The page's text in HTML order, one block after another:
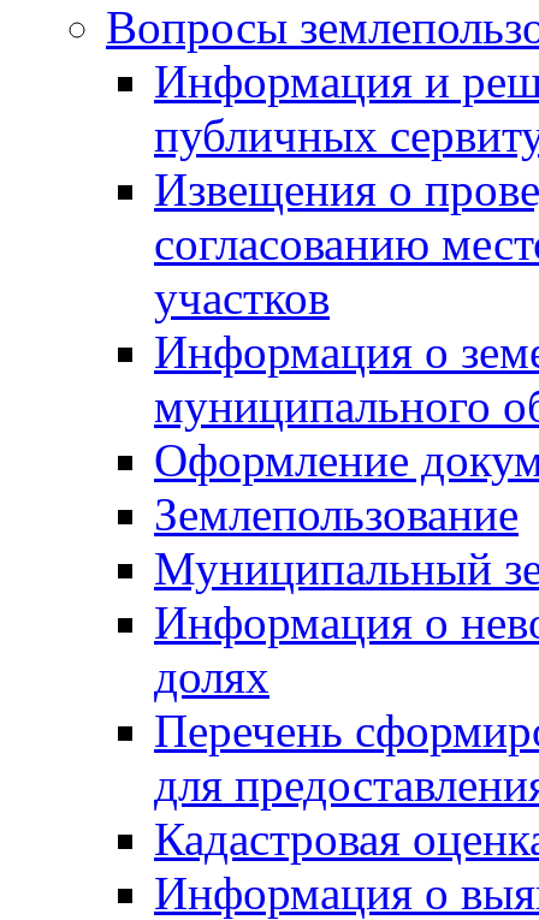
Вопросы
Информация и
публичных
Извещения о
согласованию
участков
Информация о
муниципального
Оформление
Землепользование
Муниципальный
Информация о
долях
Перечень
для
Кадастровая
Информация о